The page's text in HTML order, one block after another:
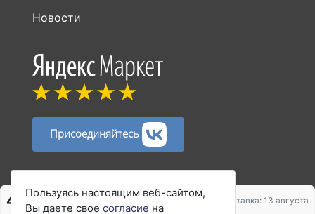
Новости
Присоединяйтесь
Пользуясь настоящим веб-сайтом,
Вы даете свое согласие на
4 204 ₽ 5 045 ₽ Доставка: 13 августа